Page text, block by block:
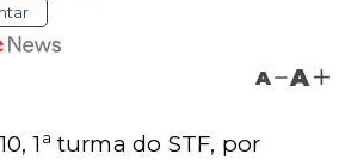
A A
1 a turma do STF, por